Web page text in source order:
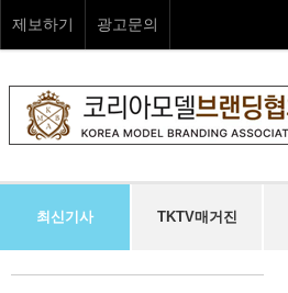
제보하기 광고문의
최신기사 TKTV매거진